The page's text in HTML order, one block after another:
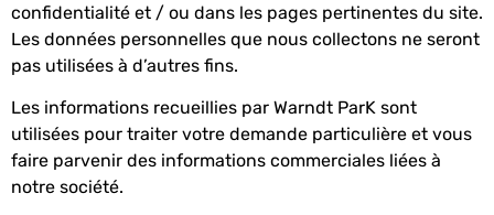
confidentialité et / ou dans les pages pertinentes du site.
Les données personnelles que nous collectons ne seront
pas utilisées à d’autres fins.
Les informations recueillies par Warndt ParK sont
utilisées pour traiter votre demande particulière et vous
faire parvenir des informations commerciales liées à
notre société.